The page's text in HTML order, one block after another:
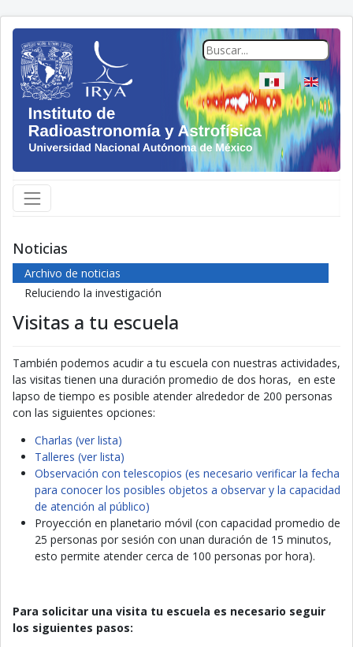
Seleccione su
Noticias
Archivo de noticias
Reluciendo la investigación
Visitas a tu escuela
También podemos acudir a tu escuela con nuestras actividades,
las visitas tienen una duración promedio de dos horas, en este
lapso de tiempo es posible atender alrededor de 200 personas
con las siguientes opciones:
Charlas (ver lista)
Talleres (ver lista)
Observación con telescopios (es necesario verificar la fecha
para conocer los posibles objetos a observar y la capacidad
de atención al público)
Proyección en planetario móvil (con capacidad promedio de
25 personas por sesión con unan duración de 15 minutos,
esto permite atender cerca de 100 personas por hora).
Para solicitar una visita tu escuela es necesario seguir
los siguientes pasos: